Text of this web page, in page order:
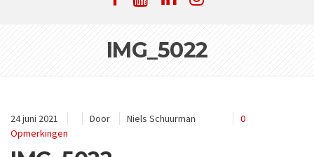
IMG_5022
24 juni 2021 Door Niels Schuurman
0
Opmerkingen